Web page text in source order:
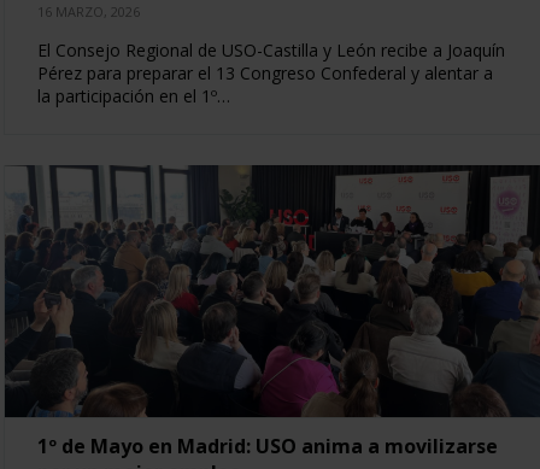
16 MARZO, 2026
El Consejo Regional de USO-Castilla y León recibe a Joaquín
Pérez para preparar el 13 Congreso Confederal y alentar a
la participación en el 1º…
1º de Mayo en Madrid: USO anima a movilizarse